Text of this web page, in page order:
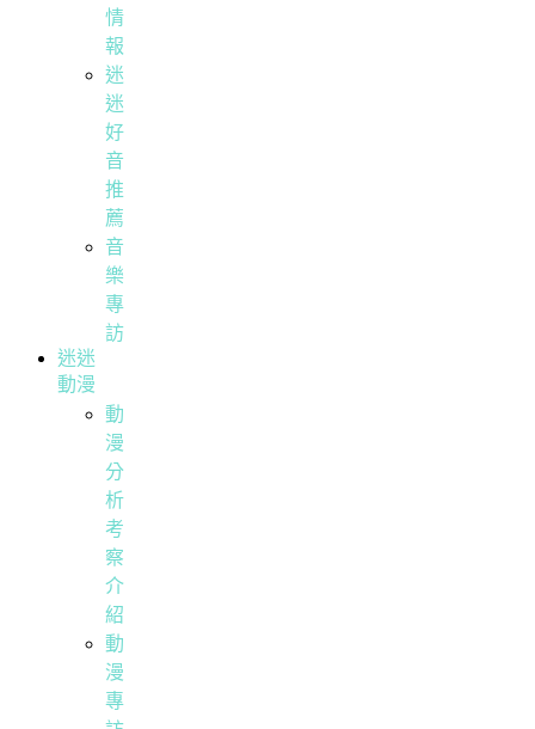
情
報
迷
迷
好
音
推
薦
音
樂
專
訪
迷迷
動漫
動
漫
分
析
考
察
介
紹
動
漫
專